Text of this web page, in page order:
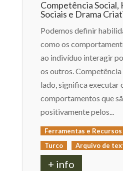
Competência Social,
Sociais e Drama
Podemos definir
como os
ao indivíduo interagir
os outros.
lado, significa executar
comportamentos que
positivamente pelos...
Ferramentas e Recursos
Turco
Arquivo de
+ info